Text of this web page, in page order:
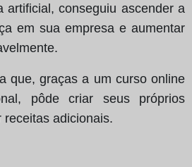
artificial, conseguiu ascender a
em sua empresa e aumentar
que, graças a um curso online
pôde criar seus próprios
adicionais.